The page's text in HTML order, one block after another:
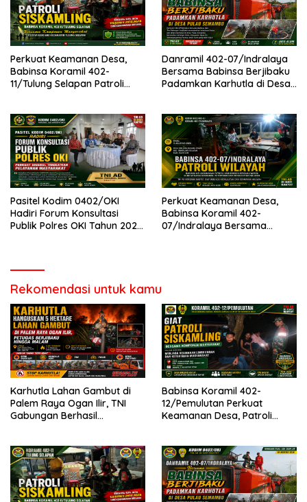
Perkuat Keamanan Desa,
Babinsa Koramil 402-
11/Tulung Selapan Patroli
Danramil 402-07/Indralaya
Bersama Babinsa Berjibaku
Padamkan Karhutla di Desa
Pasitel Kodim 0402/OKI
Hadiri Forum Konsultasi
Publik Polres OKI Tahun 2026,
Perkuat Keamanan Desa,
Babinsa Koramil 402-
07/Indralaya Bersama
Rekomendasi untuk kamu
Karhutla Lahan Gambut di
Palem Raya Ogan Ilir, TNI
Gabungan Berhasil
Babinsa Koramil 402-
12/Pemulutan Perkuat
Keamanan Desa, Patroli
Karhutla